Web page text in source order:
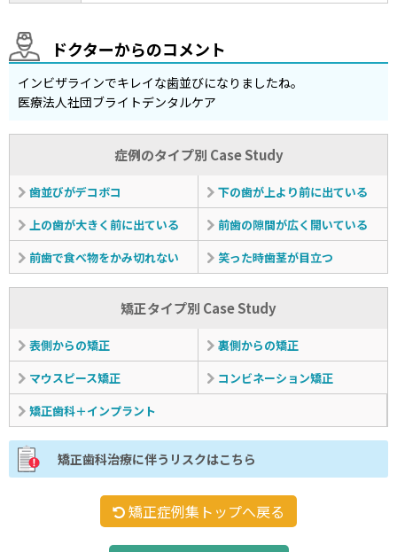
ドクターからのコメント
インビザラインでキレイな歯並びになりましたね。
医療法人社団ブライトデンタルケア
症例のタイプ別 Case Study
歯並びがデコボコ
下の歯が上より前に出ている
上の歯が大きく前に出ている
前歯の隙間が広く開いている
前歯で食べ物をかみ切れない
笑った時歯茎が目立つ
矯正タイプ別 Case Study
表側からの矯正
裏側からの矯正
マウスピース矯正
コンビネーション矯正
矯正歯科＋インプラント
矯正歯科治療に伴うリスクはこちら
矯正症例集トップへ戻る